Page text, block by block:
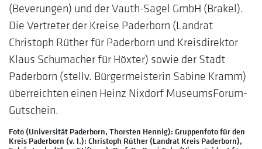
(Beverungen) und der Vauth-Sagel GmbH (Brakel).
Die Vertreter der Kreise Paderborn (Landrat
Christoph Rüther für Paderborn und Kreisdirektor
Klaus Schumacher für Höxter) sowie der Stadt
Paderborn (stellv. Bürgermeisterin Sabine Kramm)
überreichten einen Heinz Nixdorf MuseumsForum-
Gutschein.
Foto (Universität Paderborn, Thorsten Hennig): Gruppenfoto für den
Kreis Paderborn (v. l.): Christoph Rüther (Landrat Kreis Paderborn),